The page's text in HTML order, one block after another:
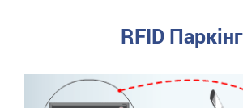
RFID Паркінг